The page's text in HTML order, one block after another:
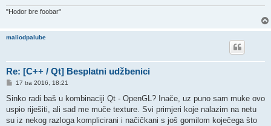
"Hodor bre foobar"
maliodpalube
Re: [C++ / Qt] Besplatni udžbenici
P
s
17 tra 2016, 18:21
Sinko radi baš u kombinaciji Qt - OpenGL? Inače, uz puno sam muke ovo
uspio riješiti, ali sad me muče texture. Svi primjeri koje nalazim na netu
su iz nekog razloga komplicirani i načičkani s još gomilom koječega što